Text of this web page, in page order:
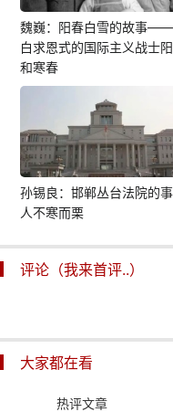
魏巍：阳春白雪的故事
白求恩式的国际主义战士
和寒春
孙锡良：邯郸丛台法院的
人不寒而栗
评论（我来首评..）
大家都在看
热评文章